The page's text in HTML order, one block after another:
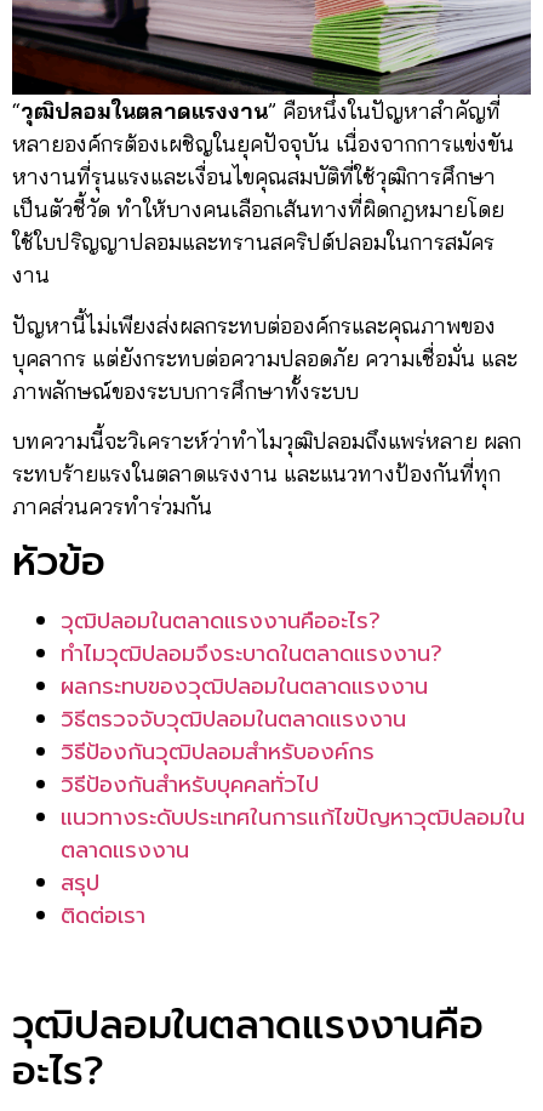
“วุฒิปลอมในตลาดแรงงาน” คือหนึ่งในปัญหาสำคัญที่
หลายองค์กรต้องเผชิญในยุคปัจจุบัน เนื่องจากการแข่งขัน
หางานที่รุนแรงและเงื่อนไขคุณสมบัติที่ใช้วุฒิการศึกษา
เป็นตัวชี้วัด ทำให้บางคนเลือกเส้นทางที่ผิดกฎหมายโดย
ใช้ใบปริญญาปลอมและทรานสคริปต์ปลอมในการสมัคร
งาน
ปัญหานี้ไม่เพียงส่งผลกระทบต่อองค์กรและคุณภาพของ
บุคลากร แต่ยังกระทบต่อความปลอดภัย ความเชื่อมั่น และ
ภาพลักษณ์ของระบบการศึกษาทั้งระบบ
บทความนี้จะวิเคราะห์ว่าทำไมวุฒิปลอมถึงแพร่หลาย ผลก
ระทบร้ายแรงในตลาดแรงงาน และแนวทางป้องกันที่ทุก
ภาคส่วนควรทำร่วมกัน
หัวข้อ
วุฒิปลอมในตลาดแรงงานคืออะไร?
ทำไมวุฒิปลอมจึงระบาดในตลาดแรงงาน?
ผลกระทบของวุฒิปลอมในตลาดแรงงาน
วิธีตรวจจับวุฒิปลอมในตลาดแรงงาน
วิธีป้องกันวุฒิปลอมสำหรับองค์กร
วิธีป้องกันสำหรับบุคคลทั่วไป
แนวทางระดับประเทศในการแก้ไขปัญหาวุฒิปลอมใน
ตลาดแรงงาน
สรุป
ติดต่อเรา
วุฒิปลอมในตลาดแรงงานคือ
อะไร?